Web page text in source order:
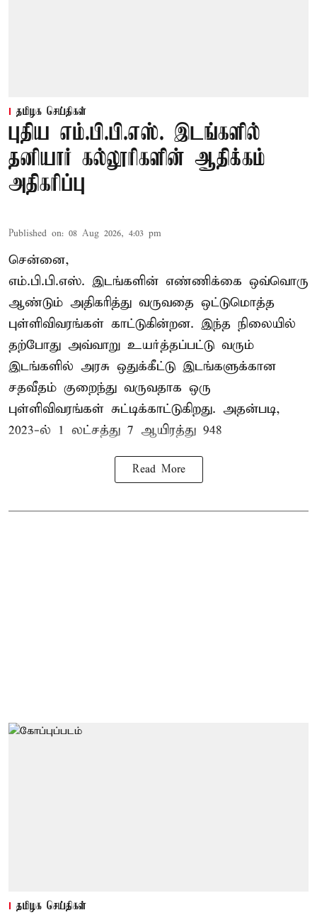
தமிழக செய்திகள்
புதிய எம்.பி.பி.எஸ். இடங்களில்
தனியார் கல்லூரிகளின் ஆதிக்கம்
அதிகரிப்பு
Published on: 08 Aug 2026, 4:03 pm
சென்னை,
எம்.பி.பி.எஸ். இடங்களின் எண்ணிக்கை ஒவ்வொரு
ஆண்டும் அதிகரித்து வருவதை ஒட்டுமொத்த
புள்ளிவிவரங்கள் காட்டுகின்றன. இந்த நிலையில்
தற்போது அவ்வாறு உயர்த்தப்பட்டு வரும்
இடங்களில் அரசு ஒதுக்கீட்டு இடங்களுக்கான
சதவீதம் குறைந்து வருவதாக ஒரு
புள்ளிவிவரங்கள் சுட்டிக்காட்டுகிறது. அதன்படி,
2023-ல் 1 லட்சத்து 7 ஆயிரத்து 948
Read More
தமிழக செய்திகள்